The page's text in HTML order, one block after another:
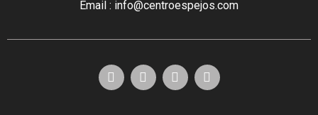
Email : info@centroespejos.com